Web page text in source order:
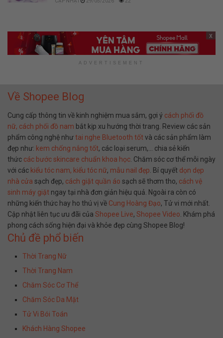
x
ADVERTISEMENT
Về Shopee Blog
Cung cấp thông tin về kinh nghiệm mua sắm, gợi ý cách phối đồ
nữ, cách phối đồ nam bắt kịp xu hướng thời trang. Review các sản
phẩm công nghệ nhưtai nghe Bluetooth tốtvà các sản phẩm làm
đẹp như: kem chống nắng tốt, các loại serum,… chia sẻ kiến
thức các bước skincare chuẩn khoa học . Chăm sóc cơ thể mỗi ngày
với các kiểu tóc nam, kiểu tóc nữ, mẫu nail đẹp . Bí quyết dọn dẹp
nhà cửa sạch đẹp, cách giặt quần áo sạch sẽ thơm tho, cách vệ
sinh máy giặt ngay tại nhà đơn giản hiệu quả. Ngoài ra còn có
những kiến thức hay ho thú vị về Cung Hoàng Đạo, Tử vi mới nhất.
Cập nhật liên tục ưu đãi của Shopee Live, Shopee Video . Khám phá
phong cách sống hiện đại và khỏe đẹp cùng Shopee Blog!
Chủ đề phổ biến
Thời Trang Nữ
Thời Trang Nam
Chăm Sóc Cơ Thể
Chăm Sóc Da Mặt
Tử Vi Bói Toán
Khách Hàng Shopee